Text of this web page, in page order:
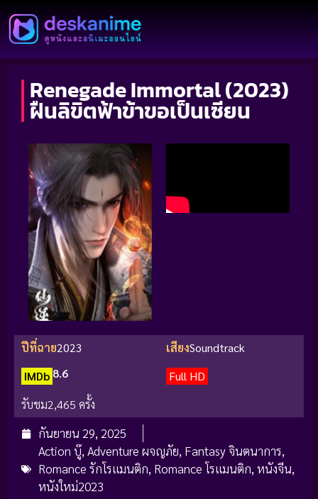
Renegade Immortal (2023)
ฝืนลิขิตฟ้าข้าขอเป็นเซียน
ปีที่ฉาย2023 เสียงSoundtrack
IMDb 8.6
Full HD
รับชม2,465 ครั้ง
กันยายน 29, 2025
Action บู๊, Adventure ผจญภัย, Fantasy จินตนาการ,
Romance รักโรแมนติก, Romance โรแมนติก, หนังจีน,
หนังใหม่2023